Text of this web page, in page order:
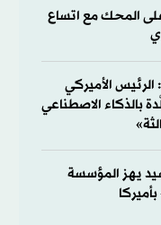
المحك مع اتساع
2028»: الرئيس الأميركي
بالذكاء الاصطناعي
يهز المؤسسة